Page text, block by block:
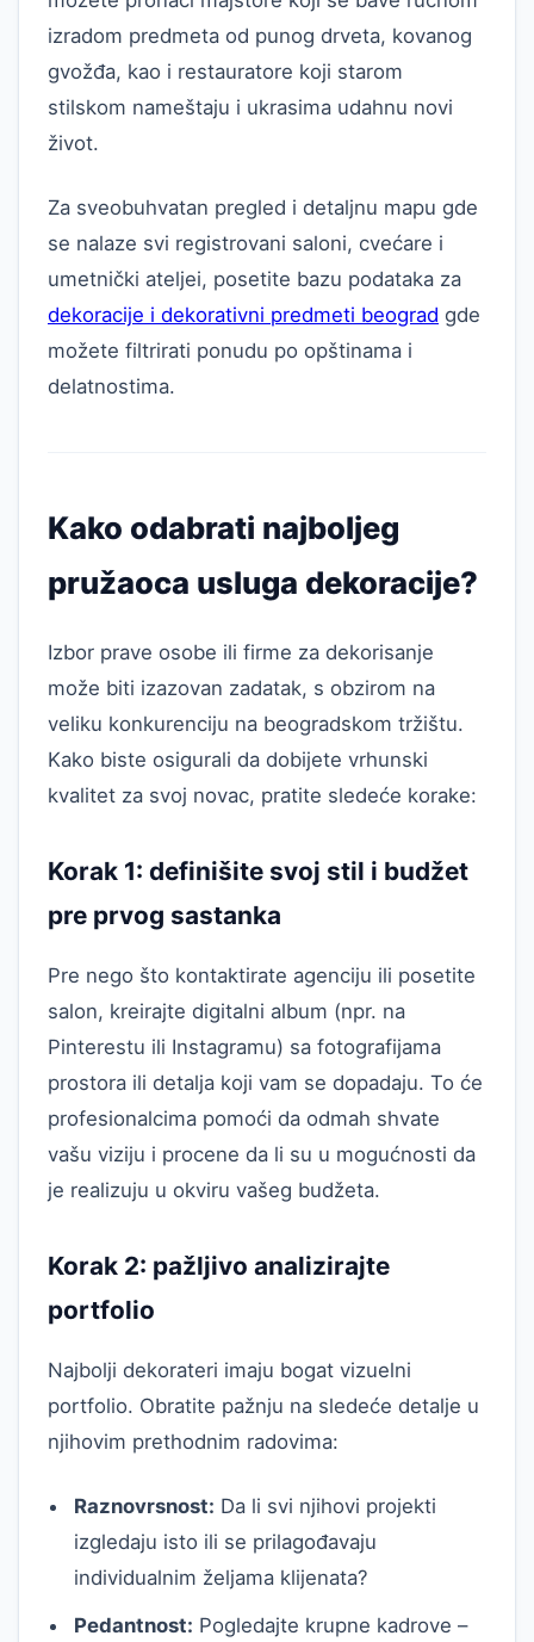
izradom predmeta od punog drveta, kovanog
gvožđa, kao i restauratore koji starom
stilskom nameštaju i ukrasima udahnu novi
život.
Za sveobuhvatan pregled i detaljnu mapu gde
se nalaze svi registrovani saloni, cvećare i
umetnički ateljei, posetite bazu podataka za
dekoracije i dekorativni predmeti beograd gde
možete filtrirati ponudu po opštinama i
delatnostima.
Kako odabrati najboljeg
pružaoca usluga dekoracije?
Izbor prave osobe ili firme za dekorisanje
može biti izazovan zadatak, s obzirom na
veliku konkurenciju na beogradskom tržištu.
Kako biste osigurali da dobijete vrhunski
kvalitet za svoj novac, pratite sledeće korake:
Korak 1: definišite svoj stil i budžet
pre prvog sastanka
Pre nego što kontaktirate agenciju ili posetite
salon, kreirajte digitalni album (npr. na
Pinterestu ili Instagramu) sa fotografijama
prostora ili detalja koji vam se dopadaju. To će
profesionalcima pomoći da odmah shvate
vašu viziju i procene da li su u mogućnosti da
je realizuju u okviru vašeg budžeta.
Korak 2: pažljivo analizirajte
portfolio
Najbolji dekorateri imaju bogat vizuelni
portfolio. Obratite pažnju na sledeće detalje u
njihovim prethodnim radovima:
Raznovrsnost: Da li svi njihovi projekti
izgledaju isto ili se prilagođavaju
individualnim željama klijenata?
Pedantnost: Pogledajte krupne kadrove –